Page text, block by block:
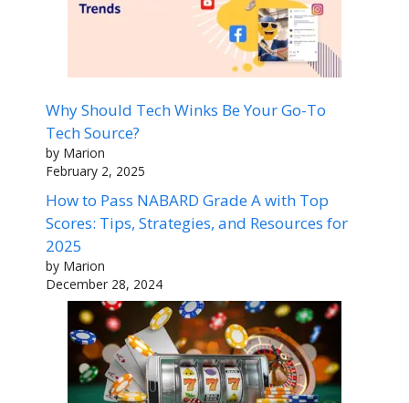
Why Should Tech Winks Be Your Go-To
Tech Source?
by Marion
February 2, 2025
How to Pass NABARD Grade A with Top
Scores: Tips, Strategies, and Resources for
2025
by Marion
December 28, 2024